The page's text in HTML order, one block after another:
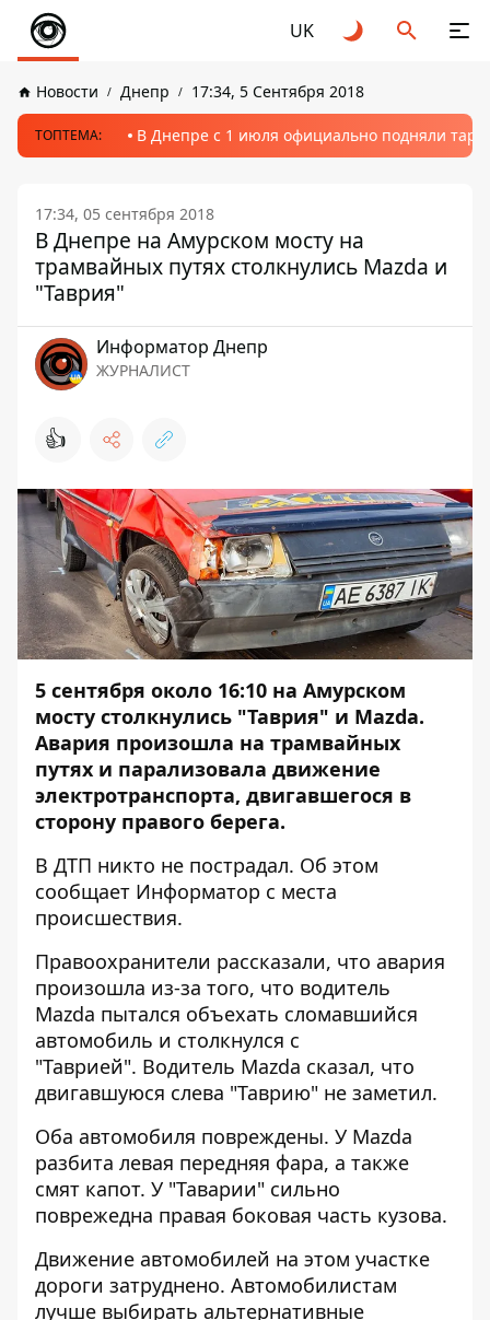
UK
Новости Днепр 17:34, 5 Сентября 2018
ТОПТЕМА: В Днепре с 1 июля официально подняли
17:34, 05 сентября 2018
В Днепре на Амурском мосту на
трамвайных путях столкнулись Mazda и
"Таврия"
Информатор Днепр
ЖУРНАЛИСТ
👍
5 сентября около 16:10 на Амурском
мосту столкнулись "Таврия" и Mazda.
Авария произошла на трамвайных
путях и парализовала движение
электротранспорта, двигавшегося в
сторону правого берега.
В ДТП никто не пострадал. Об этом
сообщает Информатор с места
происшествия.
Правоохранители рассказали, что авария
произошла из-за того, что водитель
Mazda пытался объехать сломавшийся
автомобиль и столкнулся с
"Таврией". Водитель Mazda сказал, что
двигавшуюся слева "Таврию" не заметил.
Оба автомобиля повреждены. У Mazda
разбита левая передняя фара, а также
смят капот. У "Таварии" сильно
поврежедна правая боковая часть кузова.
Движение автомобилей на этом участке
дороги затруднено. Автомобилистам
лучше выбирать альтернативные